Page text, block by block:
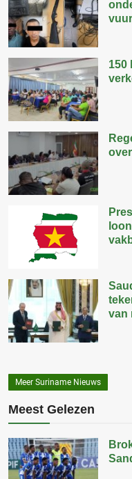
150
van
Meer Suriname Nieuws
Meest Gelezen